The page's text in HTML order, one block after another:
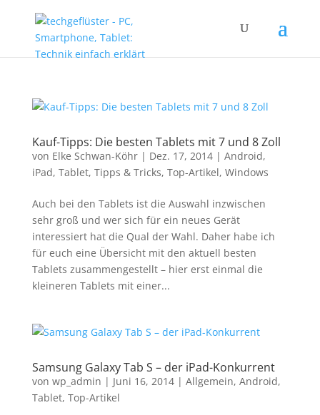
Kauf-Tipps: Die besten Tablets mit 7 und 8 Zoll
von Elke Schwan-Köhr| Dez. 17, 2014| Android,
iPad, Tablet, Tipps & Tricks, Top-Artikel, Windows
Auch bei den Tablets ist die Auswahl inzwischen
sehr groß und wer sich für ein neues Gerät
interessiert hat die Qual der Wahl. Daher habe ich
für euch eine Übersicht mit den aktuell besten
Tablets zusammengestellt – hier erst einmal die
kleineren Tablets mit einer...
Samsung Galaxy Tab S – der iPad-Konkurrent
von wp_admin | Juni 16, 2014| Allgemein, Android,
Tablet, Top-Artikel